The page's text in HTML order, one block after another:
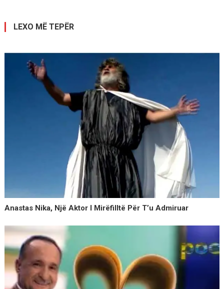
LEXO MË TEPËR
Anastas Nika, Një Aktor I Mirëfilltë Për T’u Admiruar